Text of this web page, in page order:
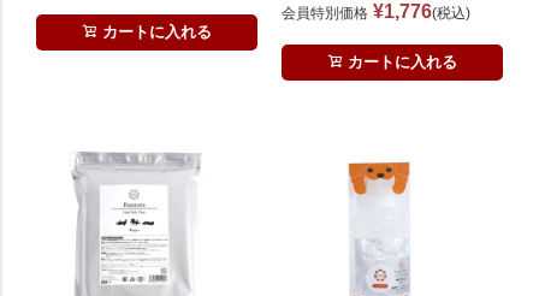
カートに入れる
会員特別価格 ¥1,776 税込
カートに入れる